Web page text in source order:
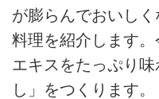
が膨らんでおいし
料理を紹介します
エキスをたっぷり
し」をつくります。